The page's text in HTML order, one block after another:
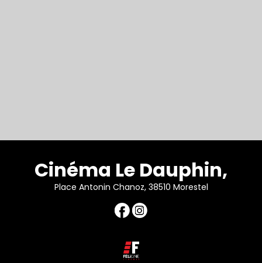
Cinéma Le Dauphin,
Place Antonin Chanoz, 38510 Morestel